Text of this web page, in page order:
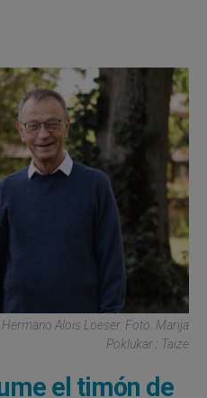
Alois Loeser. Foto: Marija
Poklukar ; Taize
el timón de